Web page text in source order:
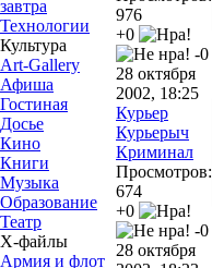
завтра
Технологии
Культура
Art-Gallery
Афиша
Гостиная
Досье
Кино
Книги
Музыка
Образование
Театр
Х-файлы
Армия и флот
976
+0
-0
28 октября
2002, 18:25
Курьер
Курьерыч
Криминал
Просмотров:
674
+0
-0
28 октября